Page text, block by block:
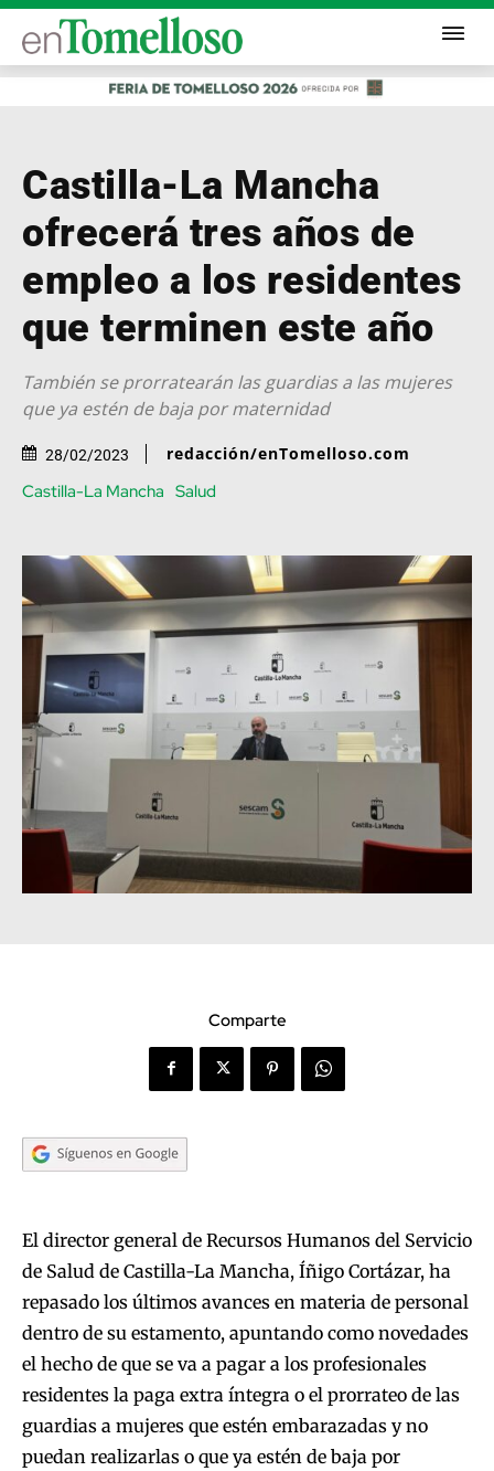
Castilla-La Mancha
ofrecerá tres años de
empleo a los residentes
que terminen este año
También se prorratearán las guardias a las mujeres
que ya estén de baja por maternidad
28/02/2023 redacción/enTomelloso.com
Castilla-La Mancha Salud
Comparte
El director general de Recursos Humanos del Servicio
de Salud de Castilla-La Mancha, Íñigo Cortázar, ha
repasado los últimos avances en materia de personal
dentro de su estamento, apuntando como novedades
el hecho de que se va a pagar a los profesionales
residentes la paga extra íntegra o el prorrateo de las
guardias a mujeres que estén embarazadas y no
puedan realizarlas o que ya estén de baja por